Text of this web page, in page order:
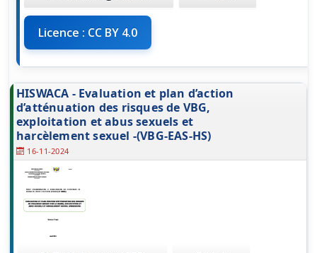
Licence : CC BY 4.0
HISWACA - Evaluation et plan d’action
d’atténuation des risques de VBG,
exploitation et abus sexuels et
harcèlement sexuel -(VBG-EAS-HS)
16-11-2024